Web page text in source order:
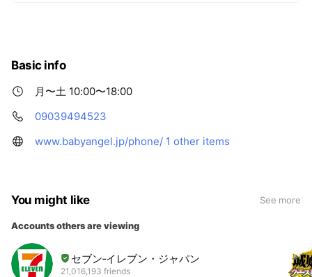
Basic info
月〜土 10:00〜18:00
09039494523
www.babyangel.jp/phone/ 1 other items
You might like See more
Accounts others are viewing
セブン‐イレブン・ジャパン
21,016,193 friends